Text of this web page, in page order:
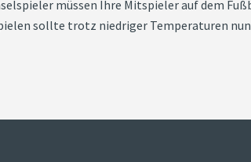
müssen Ihre Mitspieler auf dem
sollte trotz niedriger Temperaturen